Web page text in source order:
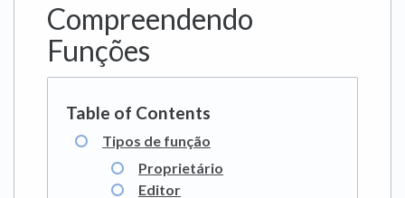
Compreendendo
Funções
Tipos de função
Proprietário
Editor